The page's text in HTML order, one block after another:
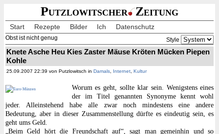
Putzlowitscher Zeitung
Start Rezepte Bilder Ich Datenschutz
Obst ist nicht genug Style
Knete Asche Heu Kies Zaster Mäuse Kröten Mücken Piepen
Kohle
25.09.2007 22:39 von Putzlowitsch in Damals, Internet, Kultur
Worum es geht, sollte klar sein. Wenigstens eines
der im Titel genannten Synonyme kennt wohl
jeder. Alleinstehend habe alle zwar noch mindestens eine andere
Bedeutung, aber in dieser Zusammenstellung dürfte es eindeutig sein, es
geht ums Geld.
„Beim Geld hört die Freundschaft auf“, sagt man gemeinhin und so